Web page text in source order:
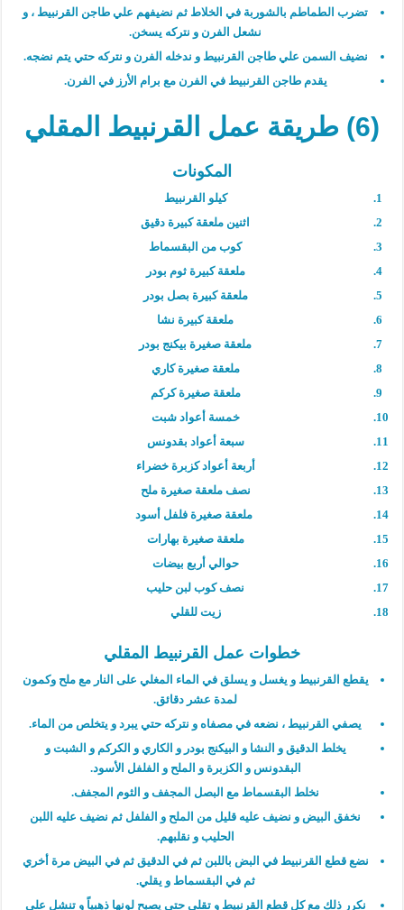
تضرب الطماطم بالشوربة في الخلاط ثم نضيفهم علي طاجن القرنبيط ، و
نشعل الفرن و نتركه يسخن.
نضيف السمن علي طاجن القرنبيط و ندخله الفرن و نتركه حتي يتم نضجه.
يقدم طاجن القرنبيط في الفرن مع برام الأرز في الفرن.
(6) طريقة عمل القرنبيط المقلي
المكونات
كيلو القرنبيط
اثنين ملعقة كبيرة دقيق
كوب من البقسماط
ملعقة كبيرة ثوم بودر
ملعقة كبيرة بصل بودر
ملعقة كبيرة نشا
ملعقة صغيرة بيكنج بودر
ملعقة صغيرة كاري
ملعقة صغيرة كركم
خمسة أعواد شبت
سبعة أعواد بقدونس
أربعة أعواد كزبرة خضراء
نصف ملعقة صغيرة ملح
ملعقة صغيرة فلفل أسود
ملعقة صغيرة بهارات
حوالي أربع بيضات
نصف كوب لبن حليب
زيت للقلي
خطوات عمل القرنبيط المقلي
يقطع القرنبيط و يغسل و يسلق في الماء المغلي على النار مع ملح وكمون
لمدة عشر دقائق.
يصفي القرنبيط ، نضعه في مصفاه و نتركه حتي يبرد و يتخلص من الماء.
يخلط الدقيق و النشا و البيكنج بودر و الكاري و الكركم و الشبت و
البقدونس و الكزبرة و الملح و الفلفل الأسود.
نخلط البقسماط مع البصل المجفف و الثوم المجفف.
نخفق البيض و نضيف عليه قليل من الملح و الفلفل ثم نضيف عليه اللبن
الحليب و نقلبهم.
نضع قطع القرنبيط في البض باللبن ثم في الدقيق ثم في البيض مرة أخري
ثم في البقسماط و يقلي.
نكرر ذلك مع كل قطع القرنبيط و تقلي حتي يصبح لونها ذهبياً و تنشل علي